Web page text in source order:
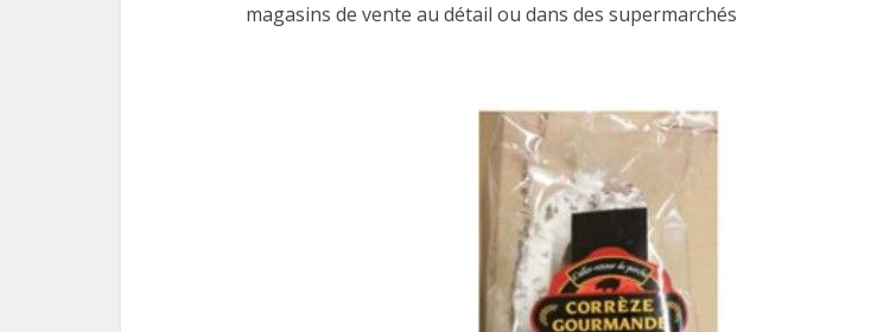
magasins de vente au détail ou dans des supermarchés